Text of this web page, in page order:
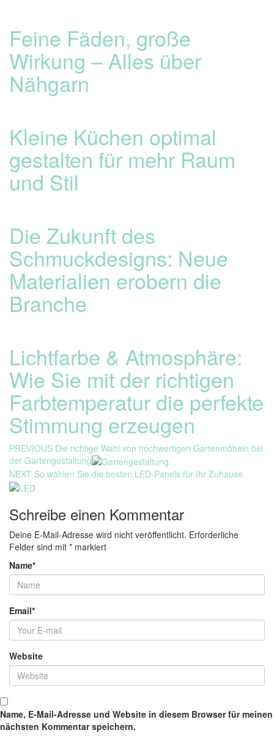
Feine Fäden, große
Wirkung – Alles über
Nähgarn
Kleine Küchen optimal
gestalten für mehr Raum
und Stil
Die Zukunft des
Schmuckdesigns: Neue
Materialien erobern die
Branche
Lichtfarbe & Atmosphäre:
Wie Sie mit der richtigen
Farbtemperatur die perfekte
Stimmung erzeugen
Beitragsnavigation
PREVIOUS Previous
post:
Die richtige Wahl von hochwertigen Gartenmöbeln bei
der Gartengestaltung
NEXT Next
post:
So wählen Sie die besten LED-Panels für Ihr Zuhause
Schreibe einen Kommentar
Deine E-Mail-Adresse wird nicht veröffentlicht. Erforderliche
Felder sind mit * markiert
Name*
Email*
Website
Name, E-Mail-Adresse und Website in diesem Browser für meinen
nächsten Kommentar speichern.